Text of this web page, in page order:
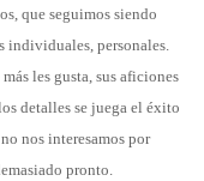
que seguimos siendo
individuales, personales.
les gusta, sus aficiones
detalles se juega el éxito
nos interesamos por
pronto.